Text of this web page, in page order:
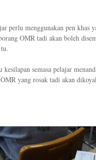
perlu menggunakan pen khas
OMR tadi akan boleh
kesilapan semasa pelajar
yang rosak tadi akan